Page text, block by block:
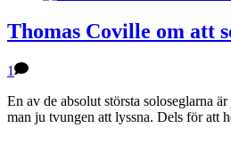
Thomas Coville om att
1
En av de absolut största soloseglarna
man ju tvungen att lyssna. Dels för att